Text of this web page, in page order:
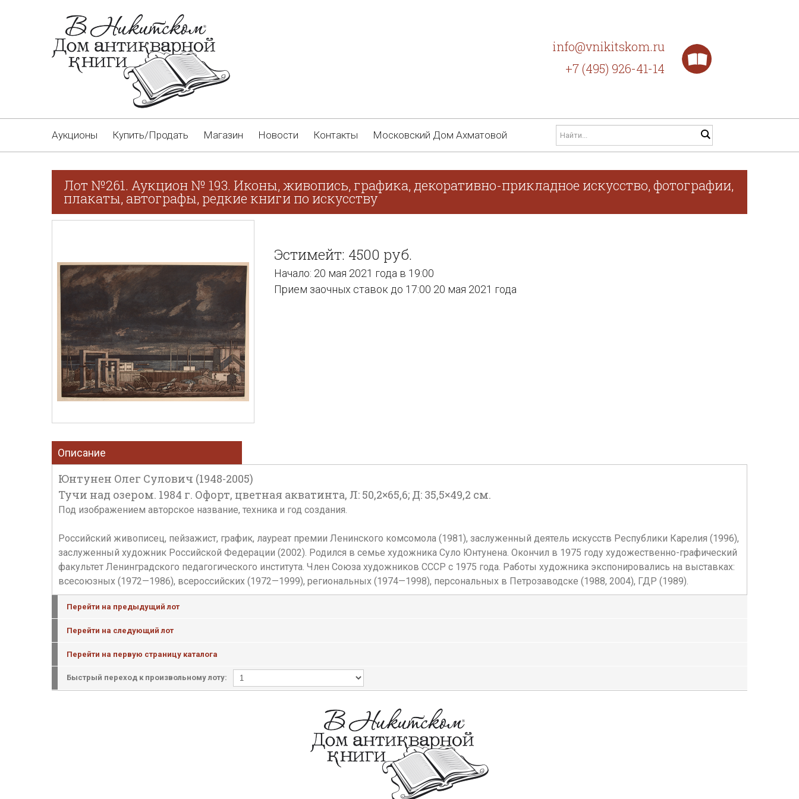
info@vnikitskom.ru
+7 (495) 926-41-14
Аукционы Купить/Продать Магазин Новости Контакты Московский Дом Ахматовой
Лот №261. Аукцион № 193. Иконы, живопись, графика, декоративно-прикладное искусство, фотографии,
плакаты, автографы, редкие книги по искусству
Эстимейт: 4500 руб.
Начало: 20 мая 2021 года в 19:00
Прием заочных ставок до 17:00 20 мая 2021 года
Описание
Юнтунен Олег Сулович (1948-2005)
Тучи над озером. 1984 г. Офорт, цветная акватинта, Л: 50,2×65,6; Д: 35,5×49,2 см.
Под изображением авторское название, техника и год создания.
Российский живописец, пейзажист, график, лауреат премии Ленинского комсомола (1981), заслуженный деятель искусств Республики Карелия (1996),
заслуженный художник Российской Федерации (2002). Родился в семье художника Суло Юнтунена. Окончил в 1975 году художественно-графический
факультет Ленинградского педагогического института. Член Союза художников СССР с 1975 года. Работы художника экспонировались на выставках:
всесоюзных (1972—1986), всероссийских (1972—1999), региональных (1974—1998), персональных в Петрозаводске (1988, 2004), ГДР (1989).
Перейти на предыдущий лот
Перейти на следующий лот
Перейти на первую страницу каталога
Быстрый переход к произвольному лоту: